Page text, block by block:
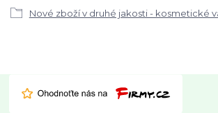
Nové zboží v druhé jakosti - kosmetické